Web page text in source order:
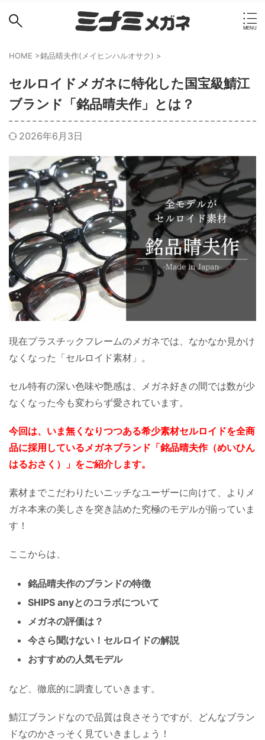
HOME >銘品晴夫作(メイヒンハルオサク) >
セルロイドメガネに特化した国宝級鯖江
ブランド「銘品晴夫作」とは？
2026年6月3日
現在プラスチックフレームのメガネでは、なかなか見かけ
なくなった「セルロイド素材」。
セル特有の深い色味や艶感は、メガネ好きの間では数が少
なくなった今も変わらず愛されています。
今回は、いま無くなりつつある希少素材セルロイドを全商
品に採用しているメガネブランド「銘品晴夫作（めいひん
はるおさく）」をご紹介します。
素材までこだわりたいニッチなユーザーに向けて、よりメ
ガネ本来の美しさを突き詰めた究極のモデルが揃っていま
す！
ここからは、
銘品晴夫作のブランドの特徴
SHIPS anyとのコラボについて
メガネの評価は？
今さら聞けない！セルロイドの解説
おすすめの人気モデル
など、徹底的に調査していきます。
鯖江ブランドなので品質は良さそうですが、どんなブラン
ドなのかさっそく見ていきましょう！